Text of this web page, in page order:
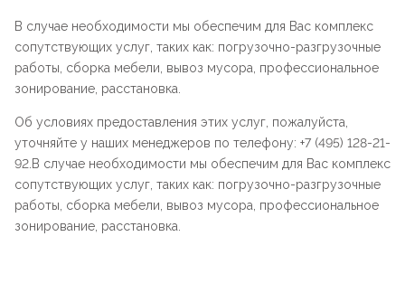
В случае необходимости мы обеспечим для Вас комплекс
сопутствующих услуг, таких как: погрузочно-разгрузочные
работы, сборка мебели, вывоз мусора, профессиональное
зонирование, расстановка.
Об условиях предоставления этих услуг, пожалуйста,
уточняйте у наших менеджеров по телефону: +7 (495) 128-21-
92.В случае необходимости мы обеспечим для Вас комплекс
сопутствующих услуг, таких как: погрузочно-разгрузочные
работы, сборка мебели, вывоз мусора, профессиональное
зонирование, расстановка.